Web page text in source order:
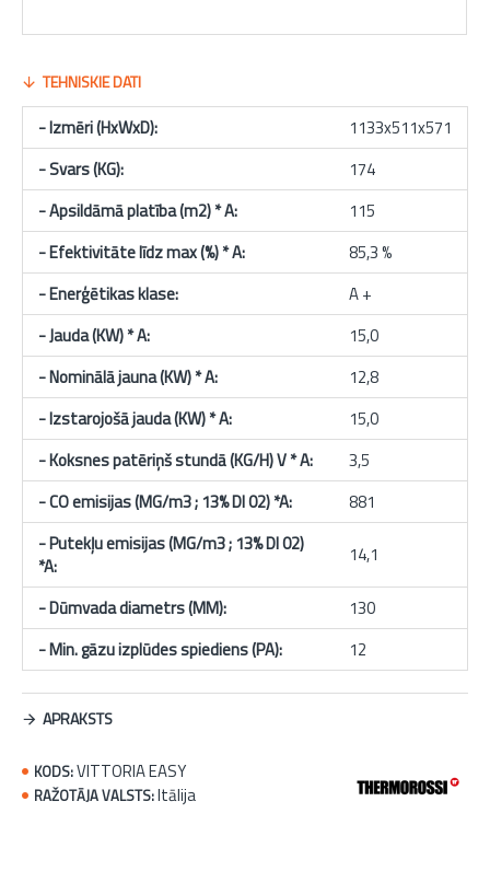
TEHNISKIE DATI
- Izmēri (HxWxD):
1133x511x571
- Svars (KG):
174
- Apsildāmā platība (m2) * A:
115
- Efektivitāte līdz max (%) * A:
85,3 %
- Enerģētikas klase:
A +
- Jauda (KW) * A:
15,0
- Nominālā jauna(KW) * A:
12,8
- Izstarojošā jauda(KW) * A:
15,0
- Koksnes patēriņš stundā (KG/H) V * A:
3,5
- CO emisijas (MG/m3 ; 13% DI 02) *A:
881
- Putekļu emisijas(MG/m3 ; 13% DI 02)
*A:
14,1
- Dūmvada diametrs (MM):
130
- Min. gāzu izplūdes spiediens (PA):
12
APRAKSTS
KODS:VITTORIA EASY
RAŽOTĀJA VALSTS:Itālija